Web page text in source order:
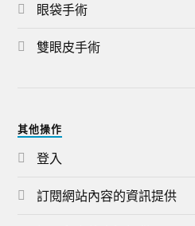
眼袋手術
雙眼皮手術
其他操作
登入
訂閱網站內容的資訊提供